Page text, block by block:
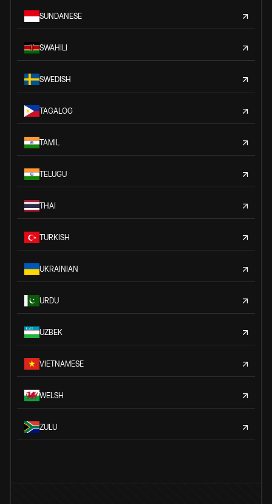
SUNDANESE
SWAHILI
SWEDISH
TAGALOG
TAMIL
TELUGU
THAI
TURKISH
UKRAINIAN
URDU
UZBEK
VIETNAMESE
WELSH
ZULU